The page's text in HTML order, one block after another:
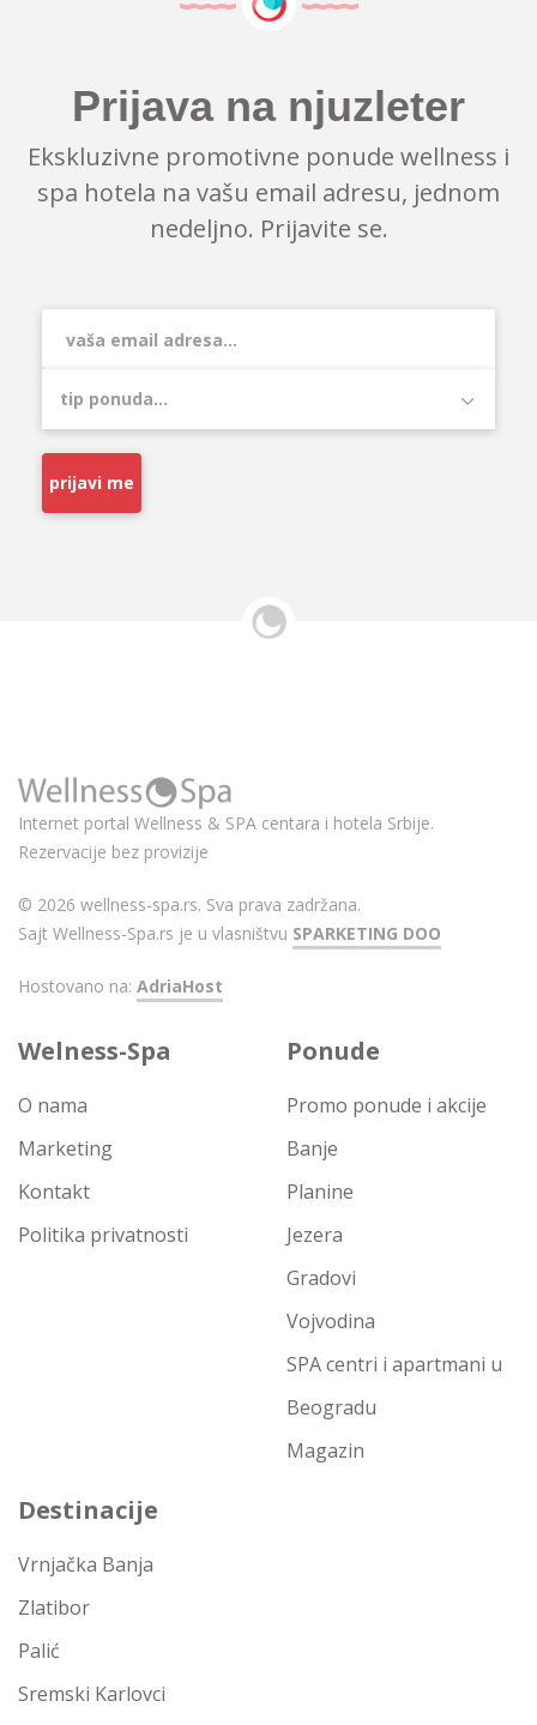
Prijava na njuzleter
Ekskluzivne promotivne ponude wellness i
spa hotela na vašu email adresu, jednom
nedeljno. Prijavite se.
prijavi me
Internet portal Wellness & SPA centara i hotela Srbije.
Rezervacije bez provizije
© 2026 wellness-spa.rs. Sva prava zadržana.
Sajt Wellness-Spa.rs je u vlasništvu SPARKETING DOO
Hostovano na: AdriaHost
Welness-Spa
O nama
Marketing
Kontakt
Politika privatnosti
Ponude
Promo ponude i akcije
Banje
Planine
Jezera
Gradovi
Vojvodina
SPA centri i apartmani u
Beogradu
Magazin
Destinacije
Vrnjačka Banja
Zlatibor
Palić
Sremski Karlovci